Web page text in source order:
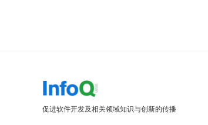
促进软件开发及相关领域知识与创新的传播